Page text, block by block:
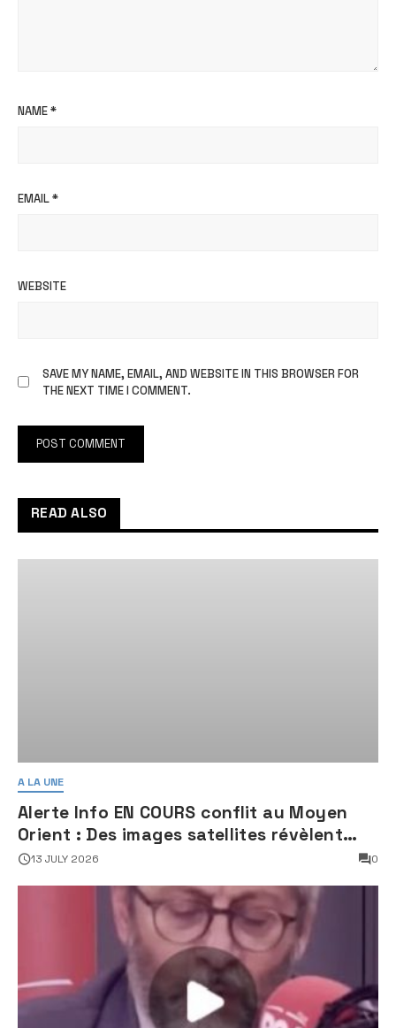
NAME*
EMAIL*
WEBSITE
SAVE MY NAME, EMAIL, AND WEBSITE IN THIS BROWSER FOR
THE NEXT TIME I COMMENT.
READ ALSO
A LA UNE
Alerte Info EN COURS conflit au Moyen
Orient : Des images satellites révèlent
une activité jugée « inquiétante » sur
13 JULY 2026 0